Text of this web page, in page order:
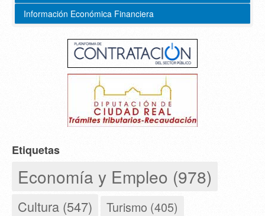
Información Económica Financiera
Etiquetas
Economía y Empleo (978)
Cultura (547) Turismo (405)